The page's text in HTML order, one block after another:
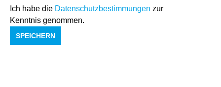
Ich habe die Datenschutzbestimmungen zur
Kenntnis genommen.
SPEICHERN